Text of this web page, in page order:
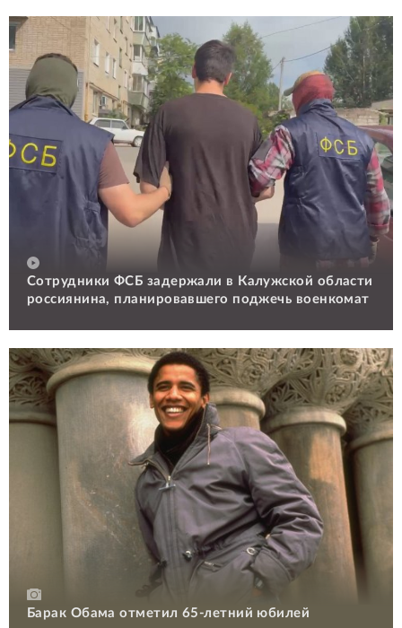
Сотрудники ФСБ задержали в Калужской области
россиянина, планировавшего поджечь военкомат
Барак Обама отметил 65-летний юбилей